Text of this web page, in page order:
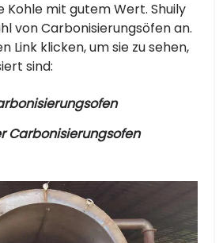
mit gutem Wert. Shuily
von Carbonisierungsöfen an.
Link klicken, um sie zu sehen,
sind:
Carbonisierungsofen